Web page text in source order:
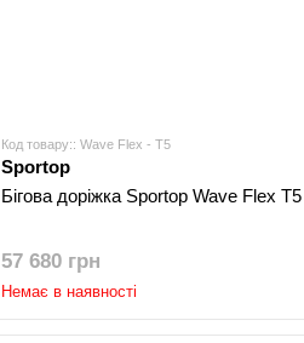
Код товару:: Wave Flex - T5
Sportop
Бігова доріжка Sportop Wave Flex T5
57 680 грн
Немає в наявності